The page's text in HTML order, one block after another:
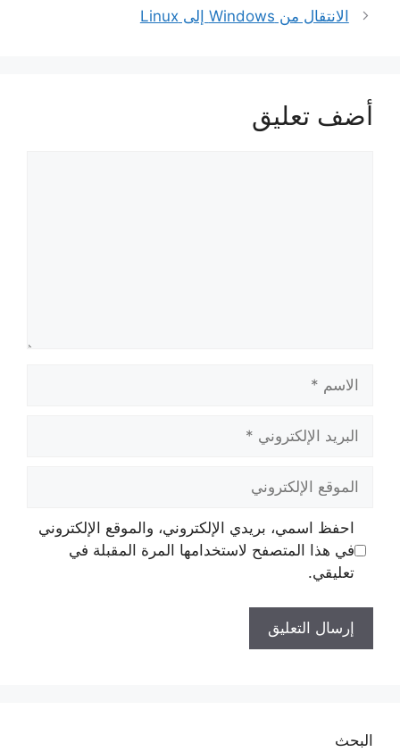
الانتقال من Windows إلى Linux
أضف تعليق
الاسم
البريد
الإلكتروني
الموقع
الإلكتروني
احفظ اسمي، بريدي الإلكتروني، والموقع الإلكتروني
في هذا المتصفح لاستخدامها المرة المقبلة في
تعليقي.
البحث